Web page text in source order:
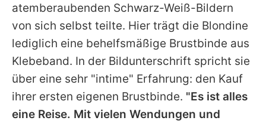
atemberaubenden Schwarz-Weiß-Bildern
von sich selbst teilte. Hier trägt die Blondine
lediglich eine behelfsmäßige Brustbinde aus
Klebeband. In der Bildunterschrift spricht sie
über eine sehr "intime" Erfahrung: den Kauf
ihrer ersten eigenen Brustbinde. "Es ist alles
eine Reise. Mit vielen Wendungen und